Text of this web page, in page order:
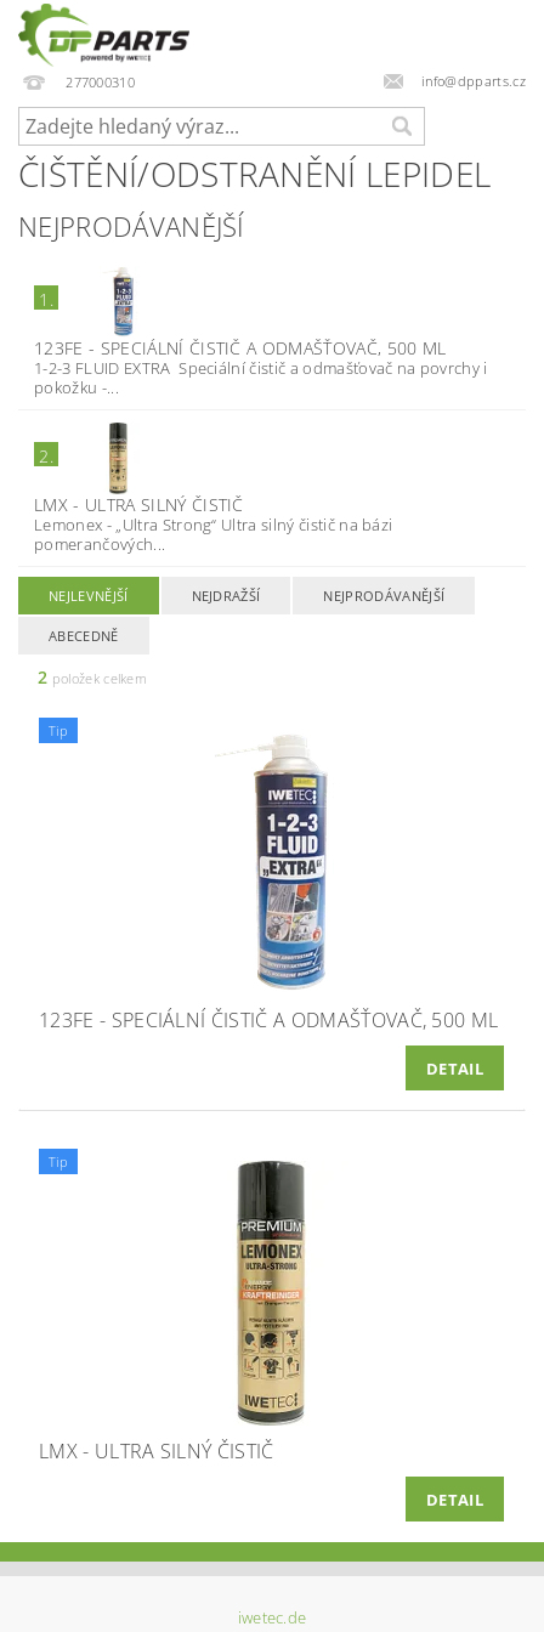
277000310 info@dpparts.cz
ČIŠTĚNÍ/ODSTRANĚNÍ LEPIDEL
NEJPRODÁVANĚJŠÍ
1.
123FE - SPECIÁLNÍ ČISTIČ A ODMAŠŤOVAČ, 500 ML
1-2-3 FLUID EXTRA Speciální čistič a odmašťovač na povrchy i
pokožku -...
2.
LMX - ULTRA SILNÝ ČISTIČ
Lemonex - „Ultra Strong“ Ultra silný čistič na bázi
pomerančových...
NEJLEVNĚJŠÍ NEJDRAŽŠÍ NEJPRODÁVANĚJŠÍ
ABECEDNĚ
2 položek celkem
Tip
123FE - SPECIÁLNÍ ČISTIČ A ODMAŠŤOVAČ, 500 ML
DETAIL
Tip
LMX - ULTRA SILNÝ ČISTIČ
DETAIL
iwetec.de